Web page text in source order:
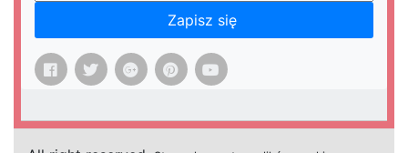
Zapisz się